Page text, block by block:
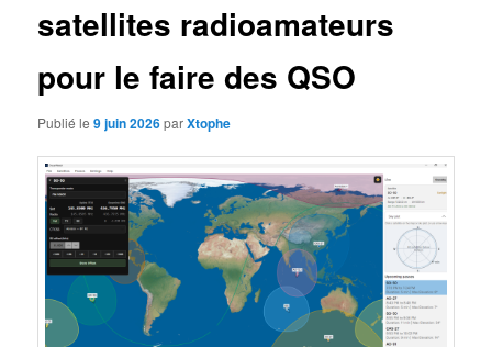
satellites radioamateurs
pour le faire des QSO
Publié le9 juin 2026parXtophe